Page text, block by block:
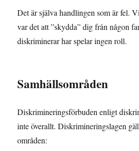
Det är själva handlingen som är fel.
var det att ”skydda” dig från någon
diskriminerar har spelar ingen roll.
Samhällsområden
Diskrimineringsförbuden enligt
inte överallt. Diskrimineringslagen
områden: